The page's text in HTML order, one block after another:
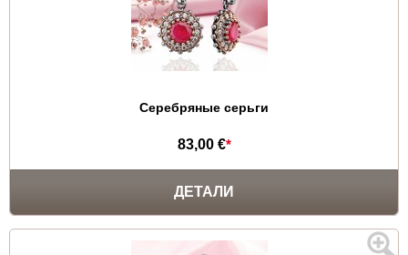
Серебряные серьги
83,00 €*
ДЕТАЛИ